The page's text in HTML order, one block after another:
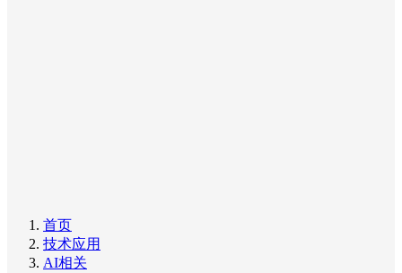
首页
技术应用
AI相关